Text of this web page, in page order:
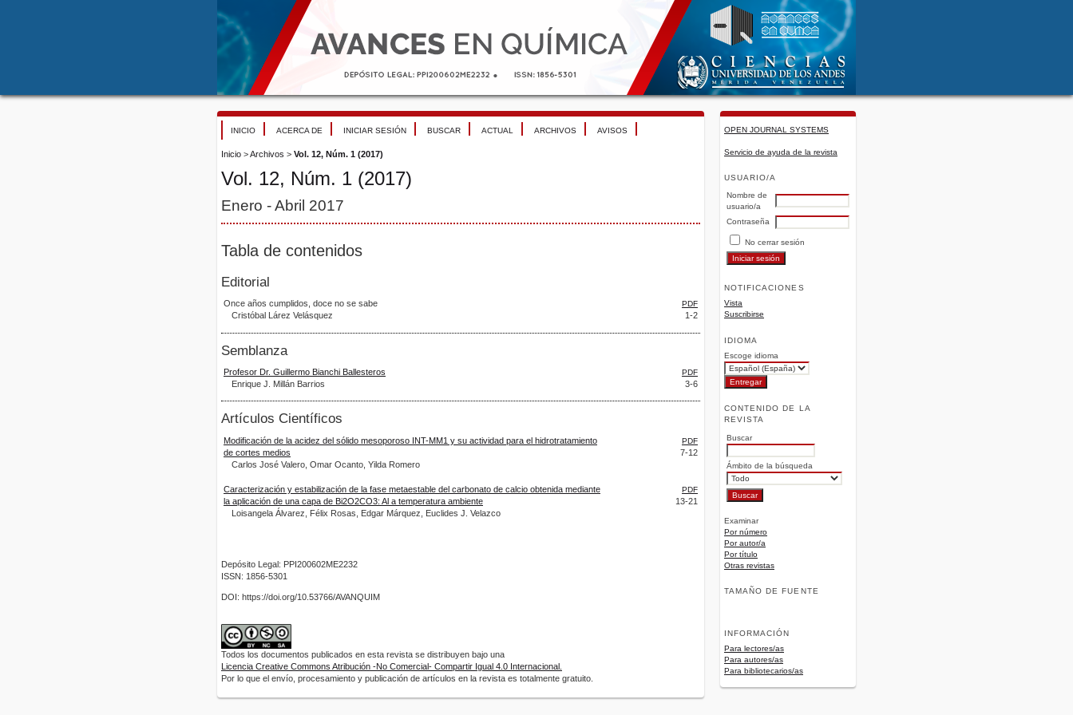
OPEN JOURNAL SYSTEMS
Servicio de ayuda de la revista
USUARIO/A
Nombre de
usuario/a
Contraseña
No cerrar sesión
NOTIFICACIONES
Vista
Suscribirse
IDIOMA
Escoge idioma
CONTENIDO DE LA
REVISTA
Buscar
Ámbito de la búsqueda
Examinar
Por número
Por autor/a
Por título
Otras revistas
TAMAÑO DE FUENTE
INFORMACIÓN
Para lectores/as
Para autores/as
Para bibliotecarios/as
INICIO ACERCA DE INICIAR SESIÓN BUSCAR ACTUAL ARCHIVOS AVISOS
Inicio >Archivos > Vol. 12, Núm. 1 (2017)
Vol. 12, Núm. 1 (2017)
Enero - Abril 2017
Tabla de contenidos
Editorial
Once años cumplidos, doce no se sabe
Cristóbal Lárez Velásquez
PDF
1-2
Semblanza
Profesor Dr. Guillermo Bianchi Ballesteros
Enrique J. Millán Barrios
PDF
3-6
Artículos Científicos
Modificación de la acidez del sólido mesoporoso INT-MM1 y su actividad para el hidrotratamiento
de cortes medios
Carlos José Valero, Omar Ocanto, Yilda Romero
PDF
7-12
Caracterización y estabilización de la fase metaestable del carbonato de calcio obtenida mediante
la aplicación de una capa de Bi2O2CO3: Al a temperatura ambiente
Loisangela Álvarez, Félix Rosas, Edgar Márquez, Euclides J. Velazco
PDF
13-21
Depósito Legal: PPI200602ME2232
ISSN: 1856-5301
DOI: https://doi.org/10.53766/AVANQUIM
Todos los documentos publicados en esta revista se distribuyen bajo una
Licencia Creative Commons Atribución -No Comercial- Compartir Igual 4.0 Internacional.
Por lo que el envío, procesamiento y publicación de artículos en la revista es totalmente gratuito.